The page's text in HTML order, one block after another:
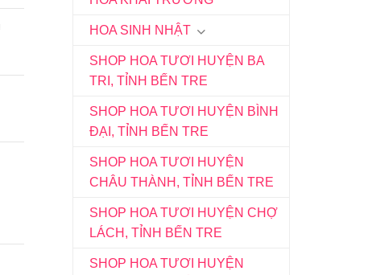
HOA SINH NHẬT
SHOP HOA TƯƠI HUYỆN BA
TRI, TỈNH BẾN TRE
SHOP HOA TƯƠI HUYỆN BÌNH
ĐẠI, TỈNH BẾN TRE
SHOP HOA TƯƠI HUYỆN
CHÂU THÀNH, TỈNH BẾN TRE
SHOP HOA TƯƠI HUYỆN CHỢ
LÁCH, TỈNH BẾN TRE
SHOP HOA TƯƠI HUYỆN